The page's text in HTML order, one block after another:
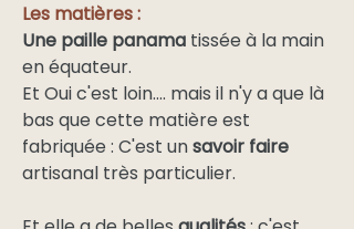
Les matières :
Une paille panama tissée à la main
en équateur.
Et Oui c'est loin.... mais il n'y a que là
bas que cette matière est
fabriquée : C'est unsavoir faire
artisanal très particulier.